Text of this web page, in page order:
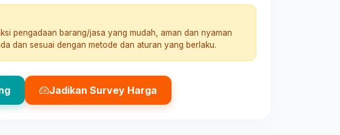
pengadaan barang/jasa yang mudah, aman dan nyaman
dan sesuai dengan metode dan aturan yang berlaku.
Jadikan Survey Harga